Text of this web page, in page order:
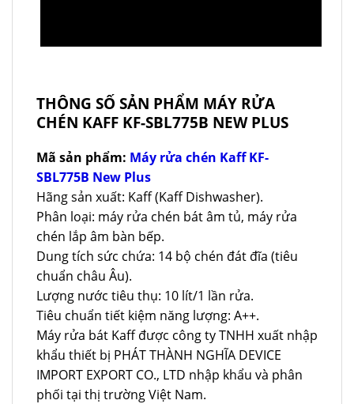
THÔNG SỐ SẢN PHẨM MÁY RỬA
CHÉN KAFF KF-SBL775B NEW PLUS
Mã sản phẩm: Máy rửa chén Kaff KF-
SBL775B New Plus
Hãng sản xuất: Kaff (Kaff Dishwasher).
Phân loại: máy rửa chén bát âm tủ, máy rửa
chén lắp âm bàn bếp.
Dung tích sức chứa: 14 bộ chén đát đĩa (tiêu
chuẩn châu Âu).
Lượng nước tiêu thụ: 10 lít/1 lần rửa.
Tiêu chuẩn tiết kiệm năng lượng: A++.
Máy rửa bát Kaff được công ty TNHH xuất nhập
khẩu thiết bị PHÁT THÀNH NGHĨA DEVICE
IMPORT EXPORT CO., LTD nhập khẩu và phân
phối tại thị trường Việt Nam.